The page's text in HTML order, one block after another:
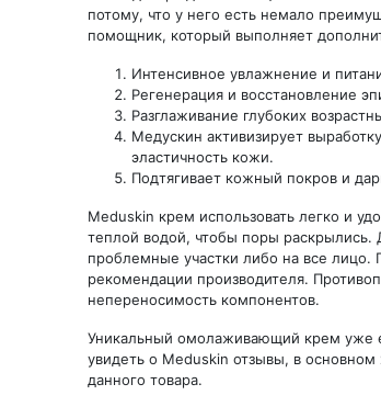
потому, что у него есть немало
помощник, который выполняет
Интенсивное увлажнение и
Регенерация и восстановление
Разглаживание глубоких
Медускин активизирует
эластичность кожи.
Подтягивает кожный покров и
Meduskin крем использовать легко и
теплой водой, чтобы поры раскрылись.
проблемные участки либо на все
рекомендации производителя.
непереносимость компонентов.
Уникальный омолаживающий крем уже
увидеть о Meduskin отзывы, в
данного товара.